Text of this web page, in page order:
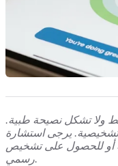
ولا تشكل نصيحة طبية.
تشخيصية. يرجى استشارة
للحصول على تشخيص
رسمي.